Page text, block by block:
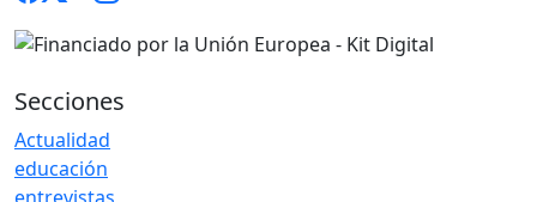
Secciones
Actualidad
educación